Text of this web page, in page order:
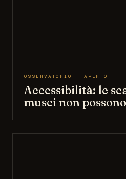
OSSERVATORIO · APERTO
Accessibilità: le
musei non